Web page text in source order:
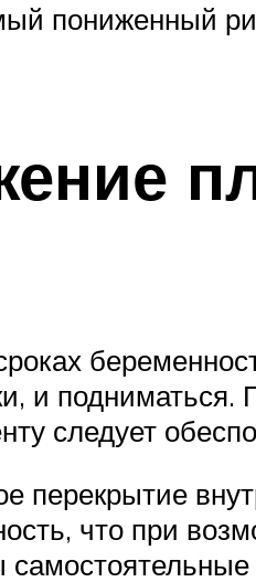
пониженный
и подниматься.
следует
перекрытие
что при